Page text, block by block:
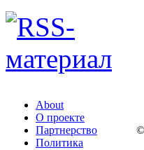
About
О проекте
Партнерство
Политика
©